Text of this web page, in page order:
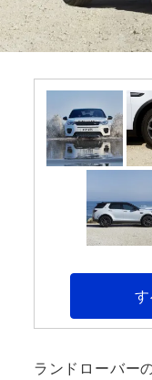
ランドローバー